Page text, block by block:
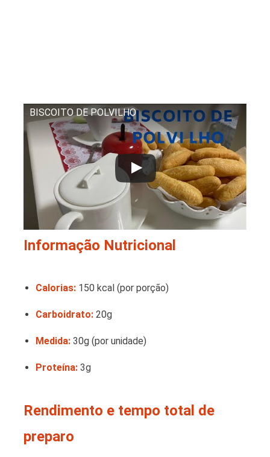
BISCOITO DE POLVILHO
Informação Nutricional
Calorias: 150 kcal (por porção)
Carboidrato: 20g
Medida: 30g (por unidade)
Proteína: 3g
Rendimento e tempo total de
preparo